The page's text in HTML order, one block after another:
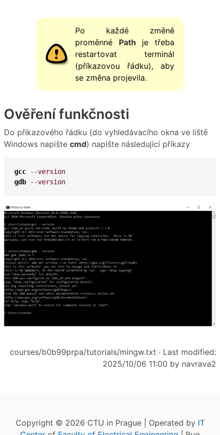
Po každé změně
proměnné Path je třeba
restartovat terminál
(příkazovou řádku), aby
se změna projevila.
Ověření funkčnosti
Do příkazového řádku (do vyhledávacího okna ve liště
Windows napište cmd) napište následující příkazy
gcc
--version
gdb
--version
courses/b0b99prpa/tutorials/mingw.txt · Last modified:
2025/10/06 11:00 by navrava2
Copyright © 2026 CTU in Prague | Operated by IT